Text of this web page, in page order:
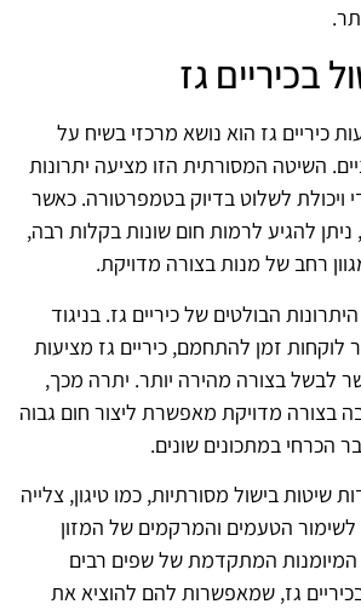
בכיריים גז
כיריים גז הוא נושא מרכזי בשיח על
השיטה המסורתית הזו מציעה יתרונות
ויכולת לשלוט בדיוק בטמפרטורה. כאשר
להגיע לרמות חום שונות בקלות רבה,
רחב של מנות בצורה מדויקת.
הבולטים של כיריים גז. בניגוד
לוקחות זמן להתחמם, כיריים גז מציעות
לבשל בצורה מהירה יותר. יתרה מכך,
בצורה מדויקת מאפשרת ליצור חום גבוה
הכרחי במתכונים שונים.
שיטות בישול מסורתיות, כמו טיגון, צלייה
לשימור הטעמים והמרקמים של המזון
המיומנות המתקדמת של שפים רבים
גז, שמאפשרות להם להוציא את